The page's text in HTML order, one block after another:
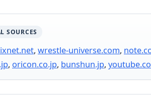
SOURCES
, wrestle-universe.com,
, oricon.co.jp, bunshun.jp,